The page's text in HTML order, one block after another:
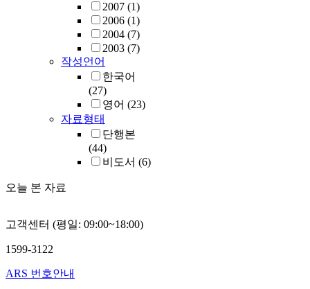
2007 (1)
2006 (1)
2004 (7)
2003 (7)
작성언어
한국어
(27)
영어 (23)
자료형태
단행본
(44)
비도서 (6)
오늘 본 자료
고객센터 (평일: 09:00~18:00)
1599-3122
ARS 번호안내